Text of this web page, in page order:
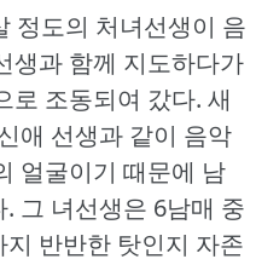
정도의 처녀선생이 음
생과 함께 지도하다가
로 조동되여 갔다. 새
애 선생과 같이 음악
얼굴이기 때문에 남
. 그 녀선생은 6남매 중
반반한 탓인지 자존